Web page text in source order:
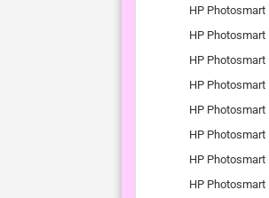
HP Photosmart
HP Photosmart
HP Photosmart
HP Photosmart
HP Photosmart
HP Photosmart
HP Photosmart
HP Photosmart